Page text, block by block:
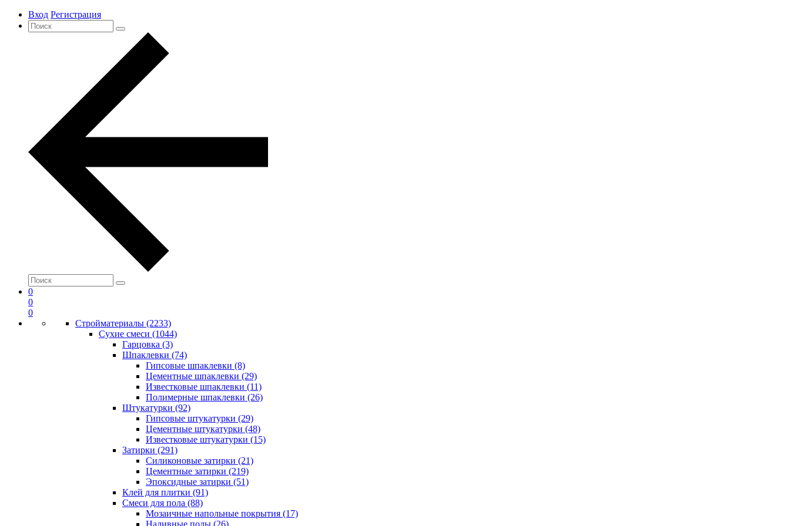
Вход Регистрация
0
0
0
Стройматериалы (2233)
Сухие смеси (1044)
Гарцовка (3)
Шпаклевки (74)
Гипсовые шпаклевки (8)
Цементные шпаклевки (29)
Известковые шпаклевки (11)
Полимерные шпаклевки (26)
Штукатурки (92)
Гипсовые штукатурки (29)
Цементные штукатурки (48)
Известковые штукатурки (15)
Затирки (291)
Силиконовые затирки (21)
Цементные затирки (219)
Эпоксидные затирки (51)
Клей для плитки (91)
Смеси для пола (88)
Мозаичные напольные покрытия (17)
Наливные полы (26)